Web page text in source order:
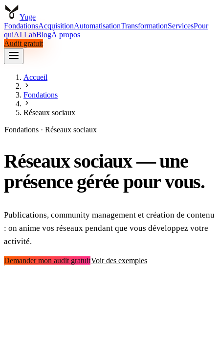
Yuge
FondationsAcquisitionAutomatisationTransformationServicesPour
quiAI LabBlogÀ propos
Audit gratuit
AI LabBlog
Audit gratuit
Accueil
Fondations
Réseaux sociaux
Fondations · Réseaux sociaux
Réseaux sociaux — une
présence gérée pour vous.
Publications, community management et création de contenu
: on anime vos réseaux pendant que vous développez votre
activité.
Demander mon audit gratuitVoir des exemples